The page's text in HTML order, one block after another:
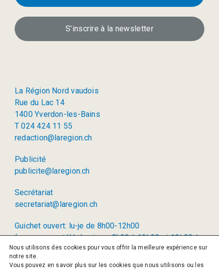
S’inscrire à la newsletter
La Région Nord vaudois
Rue du Lac 14
1400 Yverdon-les-Bains
T 024 424 11 55
redaction@laregion.ch
Publicité
publicite@laregion.ch
Secrétariat
secretariat@laregion.ch
Guichet ouvert: lu-je de 8h00-12h00
(permanence téléphonique: 8h00 à 12h00 et 13h00 à
17h00)
Nous utilisons des cookies pour vous offrir la meilleure expérience sur
notre site.
Vous pouvez en savoir plus sur les cookies que nous utilisons ou les